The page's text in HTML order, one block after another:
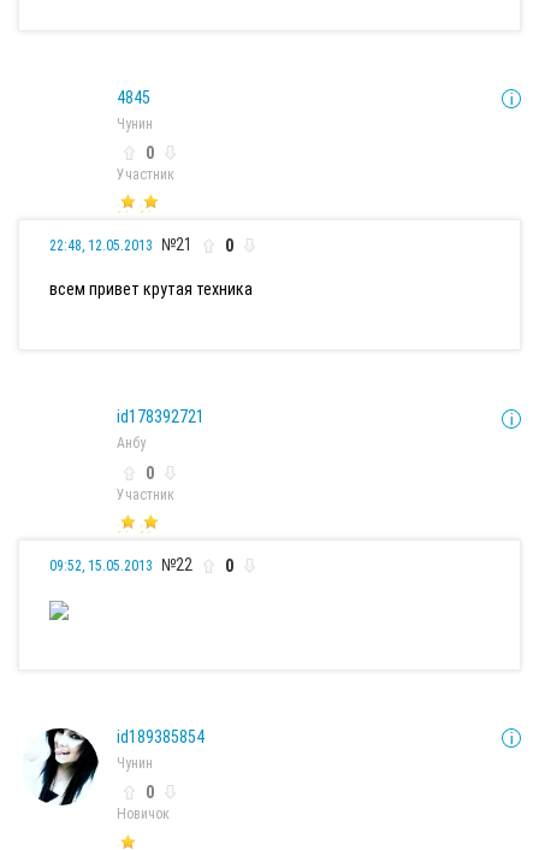
4845
Чунин
0
Участник
22:48, 12.05.2013 №21 0
всем привет крутая техника
id178392721
Анбу
0
Участник
09:52, 15.05.2013 №22 0
id189385854
Чунин
0
Новичок